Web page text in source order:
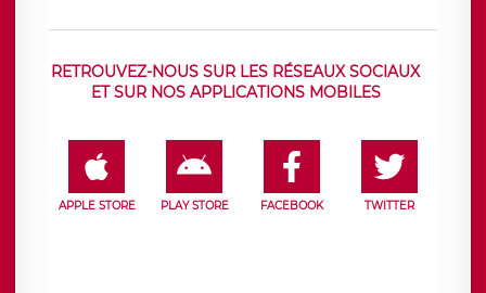
RETROUVEZ-NOUS SUR LES RÉSEAUX SOCIAUX
ET SUR NOS APPLICATIONS MOBILES
APPLE STORE PLAY STORE FACEBOOK TWITTER